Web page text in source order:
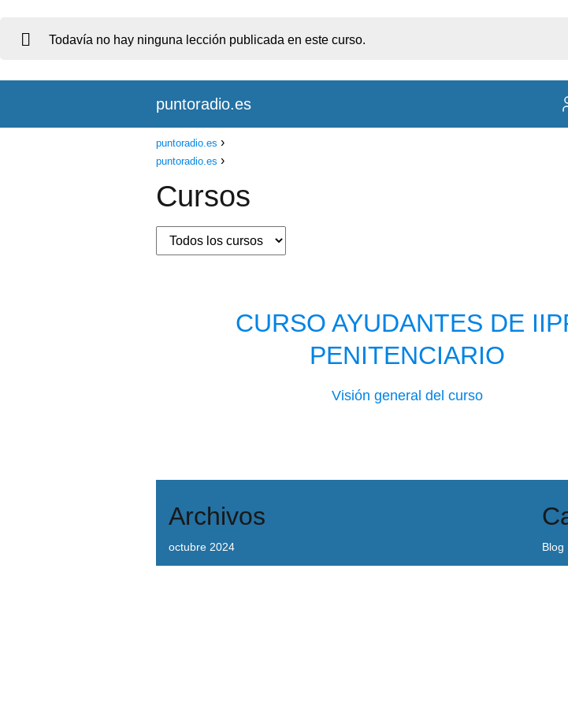
Todavía no hay ninguna lección publicada en este curso.
puntoradio.es
puntoradio.es
puntoradio.es
Cursos
CURSO AYUDANTES DE
PENITENCIARIO
Visión general del curso
Archivos
octubre 2024 Blog